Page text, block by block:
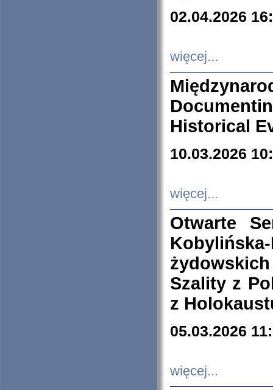
02.04.2026
więcej...
Historical
10.03.2026
więcej...
Otwarte
Szality z
z
05.03.2026
więcej...